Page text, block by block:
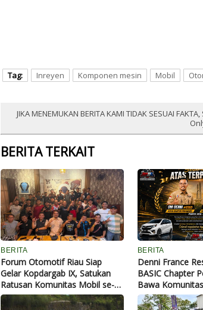
Tag: Inreyen Komponen mesin Mobil
JIKA MENEMUKAN BERITA KAMI TIDAK SESUAI
BERITA TERKAIT
BERITA
Forum Otomotif Riau Siap
Gelar Kopdargab IX, Satukan
Ratusan Komunitas Mobil se-
Riau di Alam Mayang
BERITA
Denni France
BASIC Chapter
Bawa
dan Berdampak
Masyarakat Luas